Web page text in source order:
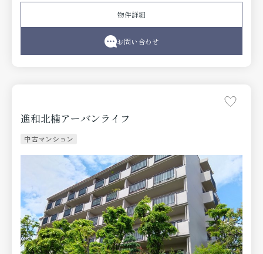
不動産購入で、失敗なんてしたら取り返しが付かないです
よね。そんなことがないように、当社の経験豊富なスタッ
フがしっかりとサポート致します。
物件詳細
お問い合わせ
進和北楠アーバンライフ
中古マンション